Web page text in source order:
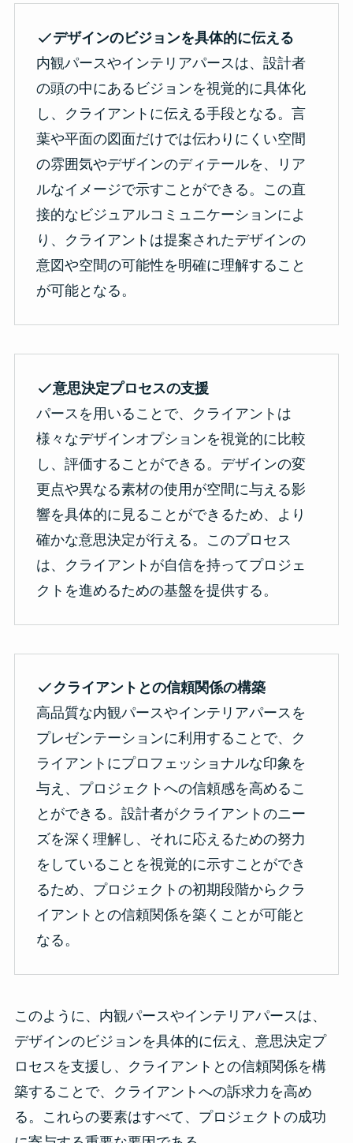
デザインのビジョンを具体的に伝える
内観パースやインテリアパースは、設計者
の頭の中にあるビジョンを視覚的に具体化
し、クライアントに伝える手段となる。言
葉や平面の図面だけでは伝わりにくい空間
の雰囲気やデザインのディテールを、リア
ルなイメージで示すことができる。この直
接的なビジュアルコミュニケーションによ
り、クライアントは提案されたデザインの
意図や空間の可能性を明確に理解すること
が可能となる。
意思決定プロセスの支援
パースを用いることで、クライアントは
様々なデザインオプションを視覚的に比較
し、評価することができる。デザインの変
更点や異なる素材の使用が空間に与える影
響を具体的に見ることができるため、より
確かな意思決定が行える。このプロセス
は、クライアントが自信を持ってプロジェ
クトを進めるための基盤を提供する。
クライアントとの信頼関係の構築
高品質な内観パースやインテリアパースを
プレゼンテーションに利用することで、ク
ライアントにプロフェッショナルな印象を
与え、プロジェクトへの信頼感を高めるこ
とができる。設計者がクライアントのニー
ズを深く理解し、それに応えるための努力
をしていることを視覚的に示すことができ
るため、プロジェクトの初期段階からクラ
イアントとの信頼関係を築くことが可能と
なる。
このように、内観パースやインテリアパースは、
デザインのビジョンを具体的に伝え、意思決定プ
ロセスを支援し、クライアントとの信頼関係を構
築することで、クライアントへの訴求力を高め
る。これらの要素はすべて、プロジェクトの成功